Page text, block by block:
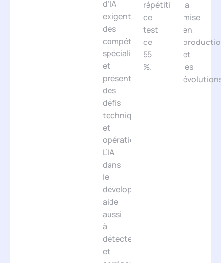
d’IA
exigent
des
compétences
spécialisées
et
présentent
des
défis
techniques
et
opérationnels.
L’IA
dans
le
développement
aide
aussi
à
détecter
et
répétitives
de
test
de
55
%.
la
mise
en
et
les